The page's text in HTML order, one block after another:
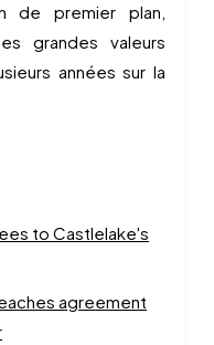
de premier plan,
grandes valeurs
années sur la
to Castlelake's
agreement